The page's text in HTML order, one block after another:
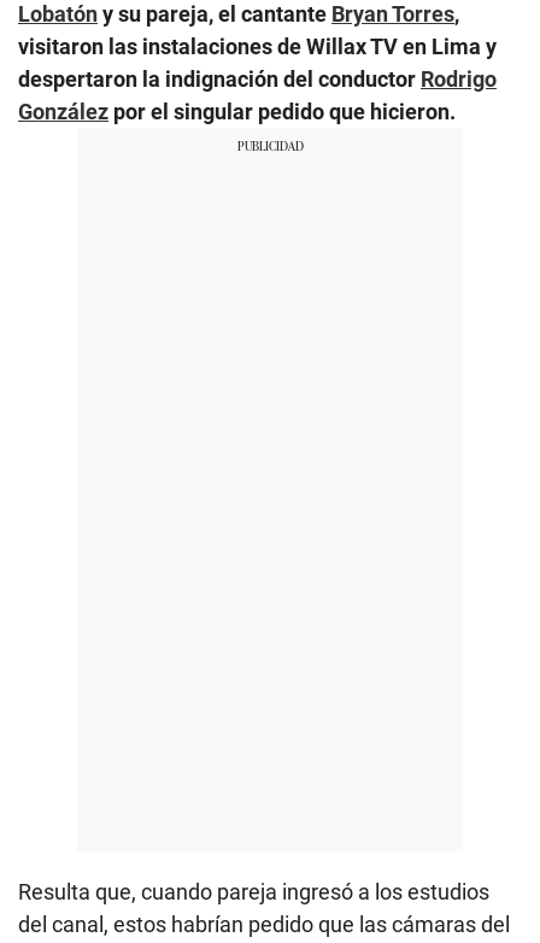
Lobatóny su pareja, el cantante Bryan Torres,
visitaron las instalaciones de Willax TV en Lima y
despertaron la indignación del conductor Rodrigo
González por el singular pedido que hicieron.
Resulta que, cuando pareja ingresó a los estudios
del canal, estos habrían pedido que las cámaras del